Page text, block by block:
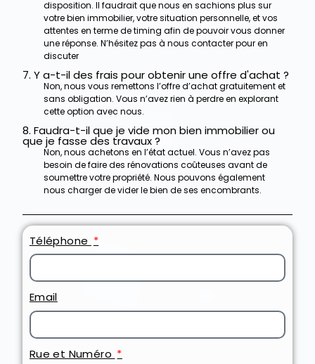
disposition. Il faudrait que nous en sachions plus sur
votre bien immobilier, votre situation personnelle, et vos
attentes en terme de timing afin de pouvoir vous donner
une réponse. N’hésitez pas à nous contacter pour en
discuter
7. Y a-t-il des frais pour obtenir une offre d'achat ?
Non, nous vous remettons l’offre d’achat gratuitement et
sans obligation. Vous n’avez rien à perdre en explorant
cette option avec nous.
8. Faudra-t-il que je vide mon bien immobilier ou
que je fasse des travaux ?
Non, nous achetons en l’état actuel. Vous n’avez pas
besoin de faire des rénovations coûteuses avant de
soumettre votre propriété. Nous pouvons également
nous charger de vider le bien de ses encombrants.
Téléphone
Email
Rue et Numéro